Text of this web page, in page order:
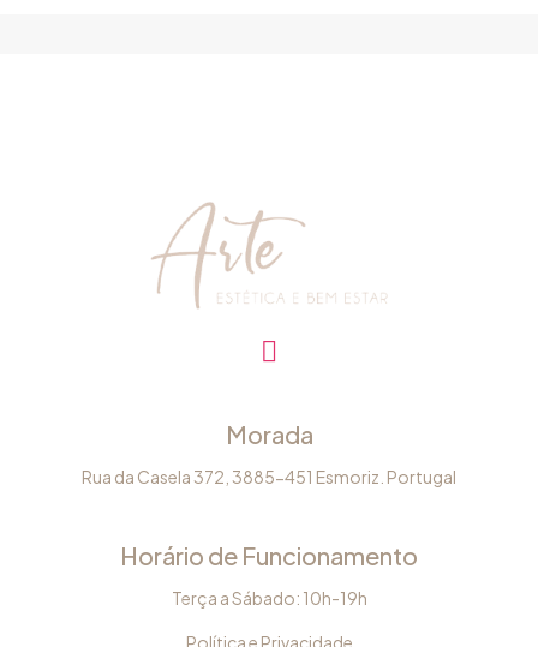
Morada
Rua da Casela 372, 3885-451 Esmoriz. Portugal
Horário de Funcionamento
Terça a Sábado: 10h-19h
Política e Privacidade